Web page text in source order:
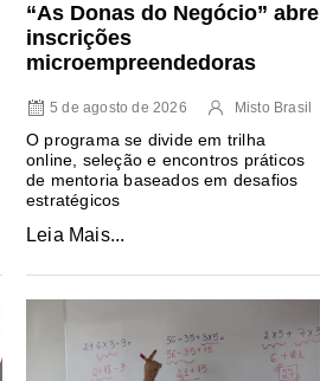
“As Donas do Negócio” abre
inscrições
microempreendedoras
5 de agosto de 2026 Misto Brasil
O programa se divide em trilha
online, seleção e encontros práticos
de mentoria baseados em desafios
estratégicos
Leia Mais...